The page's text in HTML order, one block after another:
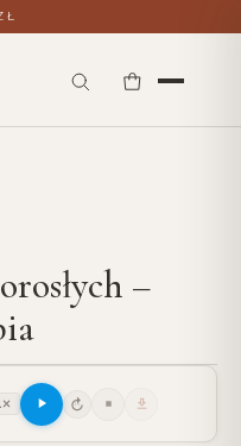
–
15